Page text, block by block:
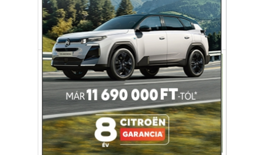
meg.
Warren Buffett vagyon takarékoskodás
Gazdaság